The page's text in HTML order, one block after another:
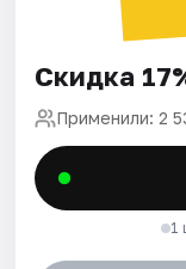
Скидка
Применили: 2
1